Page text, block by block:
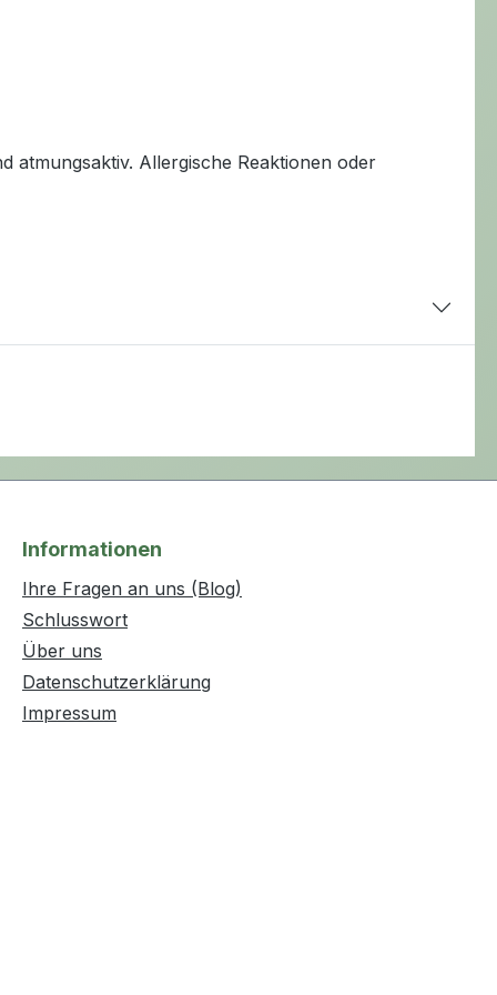
atmungsaktiv. Allergische Reaktionen oder
Informationen
Ihre Fragen an uns (Blog)
Schlusswort
Über uns
Datenschutzerklärung
Impressum